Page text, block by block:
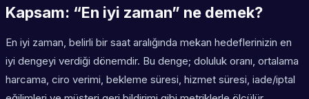
Kapsam: “En iyi zaman” ne demek?
En iyi zaman, belirli bir saat aralığında mekan hedeflerinizin en
iyi dengeyi verdiği dönemdir. Bu denge; doluluk oranı, ortalama
harcama, ciro verimi, bekleme süresi, hizmet süresi, iade/iptal